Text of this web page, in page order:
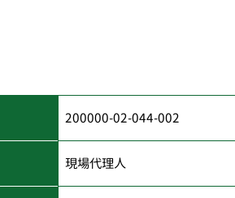
200000-02-044-002
現場代理人